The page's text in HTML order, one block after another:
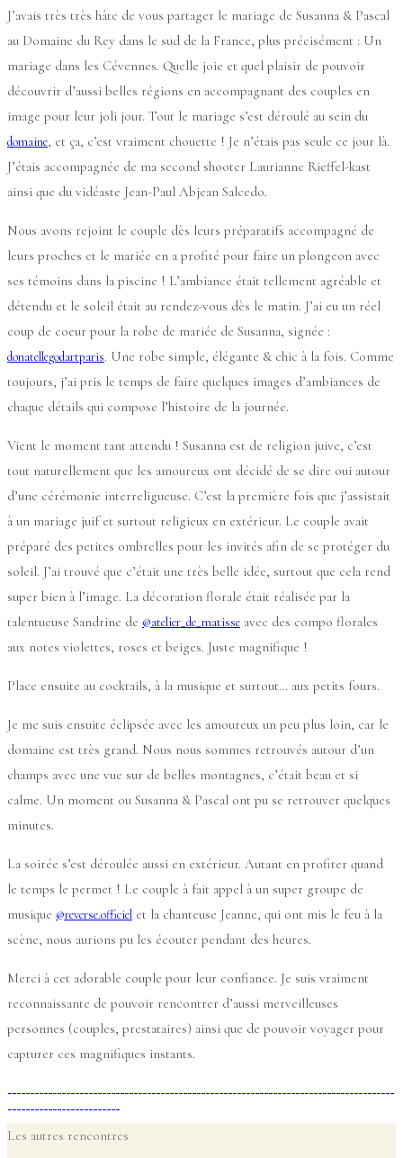
J’avais très très hâte de vous partager le mariage de Susanna & Pascal
au Domaine du Rey dans le sud de la France, plus précisément : Un
mariage dans les Cévennes. Quelle joie et quel plaisir de pouvoir
découvrir d’aussi belles régions en accompagnant des couples en
image pour leur joli jour. Tout le mariage s’est déroulé au sein du
domaine, et ça, c’est vraiment chouette ! Je n’étais pas seule ce jour là.
J’étais accompagnée de ma second shooter Laurianne Rieffel-kast
ainsi que du vidéaste Jean-Paul Abjean Salcedo.
Nous avons rejoint le couple dès leurs préparatifs accompagné de
leurs proches et le mariée en a profité pour faire un plongeon avec
ses témoins dans la piscine ! L’ambiance était tellement agréable et
détendu et le soleil était au rendez-vous dès le matin. J’ai eu un réel
coup de coeur pour la robe de mariée de Susanna, signée :
donatellegodartparis. Une robe simple, élégante & chic à la fois. Comme
toujours, j’ai pris le temps de faire quelques images d’ambiances de
chaque détails qui compose l’histoire de la journée.
Vient le moment tant attendu ! Susanna est de religion juive, c’est
tout naturellement que les amoureux ont décidé de se dire oui autour
d’une cérémonie interreligueuse. C’est la première fois que j’assistait
à un mariage juif et surtout religieux en extérieur. Le couple avait
préparé des petites ombrelles pour les invités afin de se protéger du
soleil. J’ai trouvé que c’était une très belle idée, surtout que cela rend
super bien à l’image. La décoration florale était réalisée par la
talentueuse Sandrine de @atelier_de_matisse avec des compo florales
aux notes violettes, roses et beiges. Juste magnifique !
Place ensuite au cocktails, à la musique et surtout… aux petits fours.
Je me suis ensuite éclipsée avec les amoureux un peu plus loin, car le
domaine est très grand. Nous nous sommes retrouvés autour d’un
champs avec une vue sur de belles montagnes, c’était beau et si
calme. Un moment ou Susanna & Pascal ont pu se retrouver quelques
minutes.
La soirée s’est déroulée aussi en extérieur. Autant en profiter quand
le temps le permet ! Le couple à fait appel à un super groupe de
musique @reverse.officiel et la chanteuse Jeanne, qui ont mis le feu à la
scène, nous aurions pu les écouter pendant des heures.
Merci à cet adorable couple pour leur confiance. Je suis vraiment
reconnaissante de pouvoir rencontrer d’aussi merveilleuses
personnes (couples, prestataires) ainsi que de pouvoir voyager pour
capturer ces magnifiques instants.
Les autres rencontres